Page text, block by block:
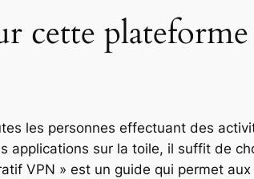
cette
les personnes effectuant des
applications sur la toile, il suffit de
VPN » est un guide qui permet